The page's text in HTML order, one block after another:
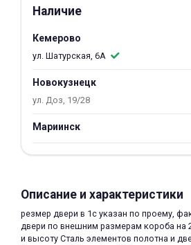
Наличие
Кемерово
ул. Шатурская, 6А
Новокузнецк
ул. Доз, 19/28
Мариинск
Описание и характеристики
резмер двери в 1с указан по проему,
двери по внешним размерам короба
и высоту Сталь элементов полотна и
об оплате Плайтом